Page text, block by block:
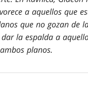
a aquellos que
que no gozan de
la espalda a
planos.